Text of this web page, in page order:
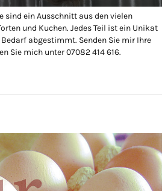
sind ein Ausschnitt aus den vielen
und Kuchen. Jedes Teil ist ein Unikat
abgestimmt. Senden Sie mir Ihre
Sie mich unter 07082 414 616.